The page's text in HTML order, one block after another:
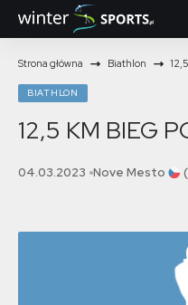
Strona główna Biathlon
BIATHLON
12,5 KM BIEG
04.03.2023 Nove Mesto